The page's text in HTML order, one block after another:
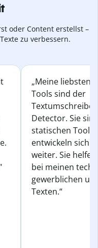
oder Content erstellst –
zu verbessern.
„Meine liebsten
Tools sind der
Detector. Sie
statischen
entwickeln sich
weiter. Sie
bei meinen
gewerblichen
Texten.“